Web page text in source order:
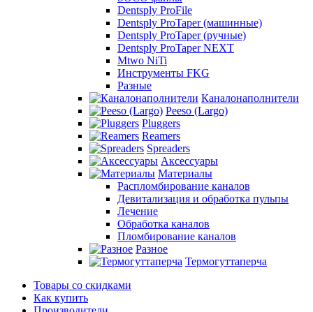
Dentsply ProFile
Dentsply ProTaper (машинные)
Dentsply ProTaper (ручные)
Dentsply ProTaper NEXT
Mtwo NiTi
Инструменты FKG
Разные
Каналонаполнители
Peeso (Largo)
Pluggers
Reamers
Spreaders
Аксессуары
Материалы
Распломбирование каналов
Девитализация и обработка пульпы
Лечение
Обработка каналов
Пломбирование каналов
Разное
Термогуттаперча
Товары со скидками
Как купить